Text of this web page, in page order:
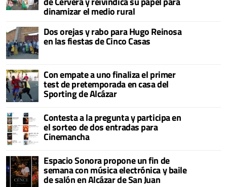
dinamizar el medio rural
Dos orejas y rabo para Hugo Reinosa
en las fiestas de Cinco Casas
Con empate a uno finaliza el primer
test de pretemporada en casa del
Sporting de Alcázar
Contesta a la pregunta y participa en
el sorteo de dos entradas para
Cinemancha
Espacio Sonora propone un fin de
semana con música electrónica y baile
de salón en Alcázar de San Juan